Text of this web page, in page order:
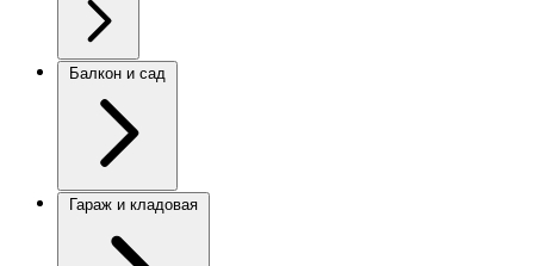
Балкон и сад
Гараж и кладовая